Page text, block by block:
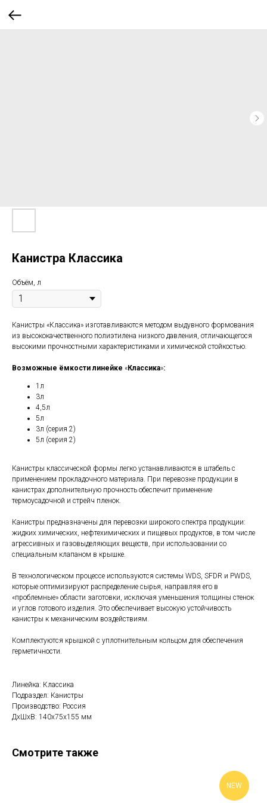
Канистра Классика
Объём, л
Канистры «Классика» изготавливаются методом выдувного формования
из высококачественного полиэтилена низкого давления, отличающегося
высокими прочностными характеристиками и химической стойкостью.
Возможные ёмкости линейке «Классика»:
1л
3л
4,5л
5л
3л (серия 2)
5л (серия 2)
Канистры классической формы легко устанавливаются в штабель с
применением прокладочного материала. При перевозке продукции в
канистрах дополнительную прочность обеспечит применение
термоусадочной и стрейч пленок.
Канистры предназначены для перевозки широкого спектра продукции:
жидких химических, нефтехимических и пищевых продуктов, в том числе
агрессивных и газовыделяющих веществ, при использовании со
специальным клапаном в крышке.
В технологическом процессе используются системы WDS, SFDR и PWDS,
которые оптимизируют распределение сырья, направляя его в
«проблемные» области заготовки, исключая уменьшения толщины стенок
и углов готового изделия. Это обеспечивает высокую устойчивость
канистры к механическим воздействиям.
Комплектуются крышкой с уплотнительным кольцом для обеспечения
герметичности.
Линейка: Классика
Подраздел: Канистры
Производство: Россия
ДxШxВ: 140x75x155 мм
Смотрите также
NEW